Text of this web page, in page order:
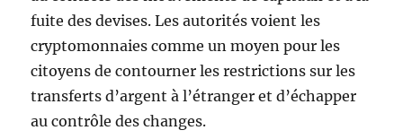
fuite des devises. Les autorités voient les
cryptomonnaies comme un moyen pour les
citoyens de contourner les restrictions sur les
transferts d’argent à l’étranger et d’échapper
au contrôle des changes.